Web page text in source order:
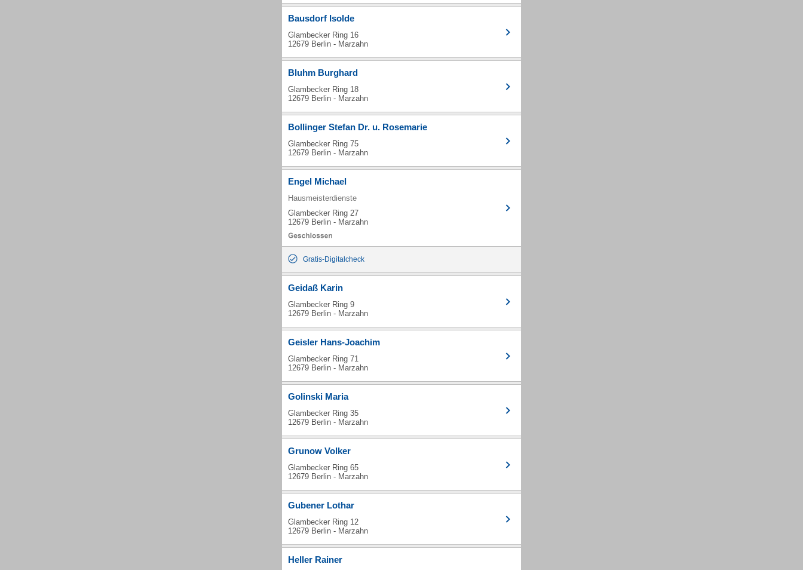
Bausdorf Isolde
Glambecker Ring 16
12679 Berlin - Marzahn
Bluhm Burghard
Glambecker Ring 18
12679 Berlin - Marzahn
Bollinger Stefan Dr. u. Rosemarie
Glambecker Ring 75
12679 Berlin - Marzahn
Engel Michael
Hausmeisterdienste
Glambecker Ring 27
12679 Berlin - Marzahn
Gratis-Digitalcheck
Geidaß Karin
Glambecker Ring 9
12679 Berlin - Marzahn
Geisler Hans-Joachim
Glambecker Ring 71
12679 Berlin - Marzahn
Golinski Maria
Glambecker Ring 35
12679 Berlin - Marzahn
Grunow Volker
Glambecker Ring 65
12679 Berlin - Marzahn
Gubener Lothar
Glambecker Ring 12
12679 Berlin - Marzahn
Heller Rainer